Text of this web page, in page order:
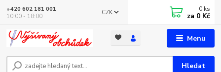
Menu
CZK
Hledat
+420 602 181 001
10:00 - 18:00
0 ks
za 0 Kč